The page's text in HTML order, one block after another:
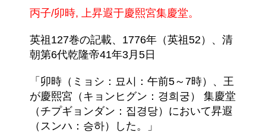
丙子/卯時, 上昇遐于慶熙宮集慶堂。
英祖127巻の記載、1776年（英祖52）、清
朝第6代乾隆帝41年3月5日
「卯時（ミョシ：묘시：午前5～7時）、王
が慶熙宮（キョンヒグン：경희궁） 集慶堂
（チプギョンダン：집경당）において昇遐
（スンハ：승하）した。」